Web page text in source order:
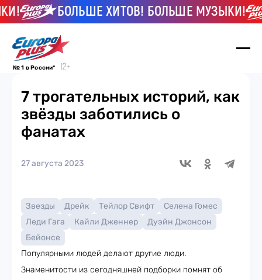
БОЛЬШЕ ХИТОВ! БОЛЬШЕ МУЗЫКИ!
№ 1 в России*
7 трогательных историй, как
звёзды заботились о
фанатах
27 августа 2023
Звезды Дрейк Тейлор Свифт
Селена Гомес
Леди Гага
Кайли Дженнер
Дуэйн Джонсон
Бейонсе
Популярными людей делают другие люди.
Знаменитости из сегодняшней подборки помнят об